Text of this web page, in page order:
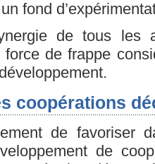
fond
de tous les
de frappe
coopérations
de favoriser
de